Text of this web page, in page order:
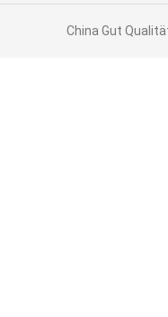
China Gut